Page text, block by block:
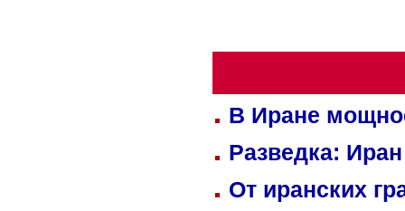
В Иране
Разведка:
От иранских